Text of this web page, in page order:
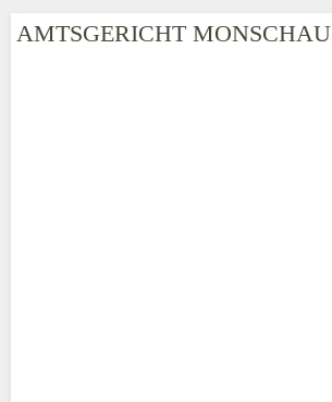
AMTSGERICHT MONSCHAU